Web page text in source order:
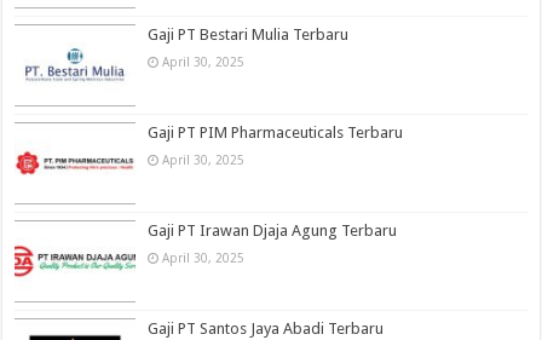
Gaji PT Bestari Mulia Terbaru
April 30, 2025
Gaji PT PIM Pharmaceuticals Terbaru
April 30, 2025
Gaji PT Irawan Djaja Agung Terbaru
April 30, 2025
Gaji PT Santos Jaya Abadi Terbaru